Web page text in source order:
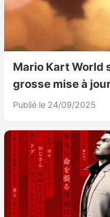
Mario Kart World
grosse mise à
Publié le 24/09/2025